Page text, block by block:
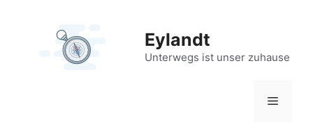
Eylandt
Unterwegs ist unser zuhause
Menü